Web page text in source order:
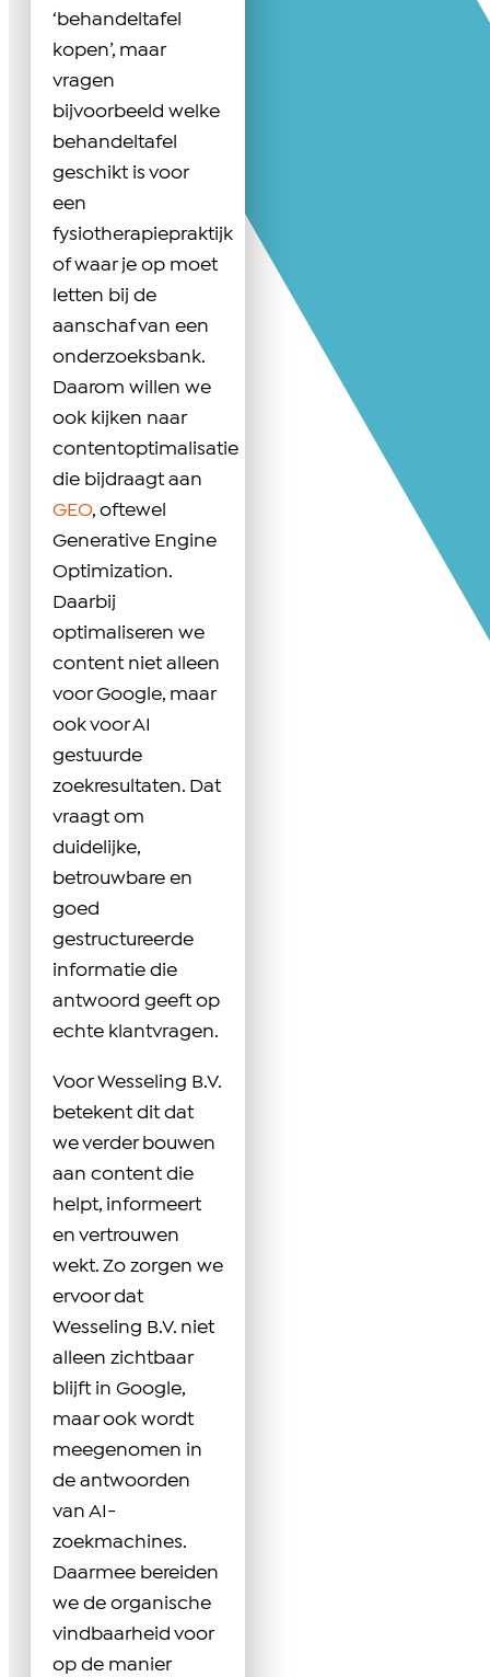
‘behandeltafel
kopen’, maar
vragen
bijvoorbeeld welke
behandeltafel
geschikt is voor
een
fysiotherapiepraktijk
of waar je op moet
letten bij de
aanschaf van een
onderzoeksbank.
Daarom willen we
ook kijken naar
contentoptimalisatie
die bijdraagt aan
GEO, oftewel
Generative Engine
Optimization.
Daarbij
optimaliseren we
content niet alleen
voor Google, maar
ook voor AI
gestuurde
zoekresultaten. Dat
vraagt om
duidelijke,
betrouwbare en
goed
gestructureerde
informatie die
antwoord geeft op
echte klantvragen.
Voor Wesseling B.V.
betekent dit dat
we verder bouwen
aan content die
helpt, informeert
en vertrouwen
wekt. Zo zorgen we
ervoor dat
Wesseling B.V. niet
alleen zichtbaar
blijft in Google,
maar ook wordt
meegenomen in
de antwoorden
van AI-
zoekmachines.
Daarmee bereiden
we de organische
vindbaarheid voor
op de manier